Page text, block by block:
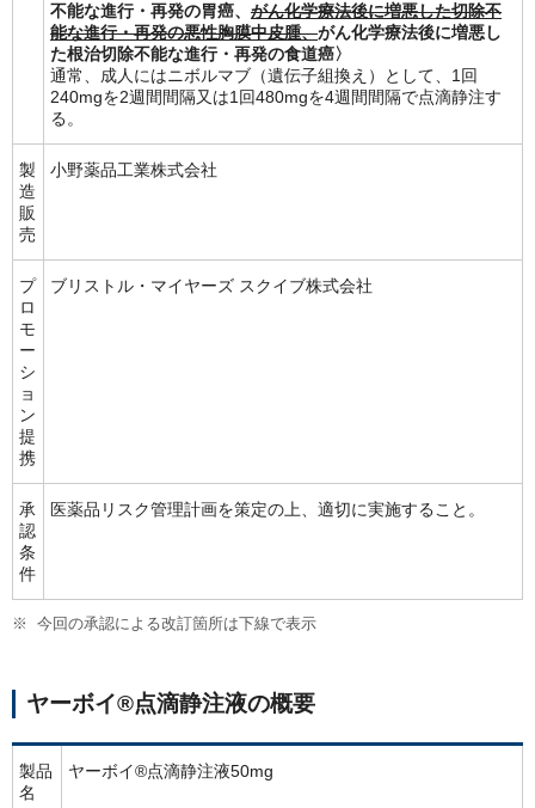
不能な進行・再発の胃癌、 がん化学療法後に増悪した切除不
能な進行・再発の悪性胸膜中皮腫、がん化学療法後に増悪し
た根治切除不能な進行・再発の食道癌〉
通常、成人にはニボルマブ（遺伝子組換え）として、1回
240mgを2週間間隔又は1回480mgを4週間間隔で点滴静注す
る。
製
造
販
売
小野薬品工業株式会社
プ
ロ
モ
ー
シ
ョ
ン
提
携
ブリストル・マイヤーズ スクイブ株式会社
承
認
条
件
医薬品リスク管理計画を策定の上、適切に実施すること。
今回の承認による改訂箇所は下線で表示
ヤーボイ®点滴静注液の概要
製品
名
ヤーボイ®点滴静注液50mg